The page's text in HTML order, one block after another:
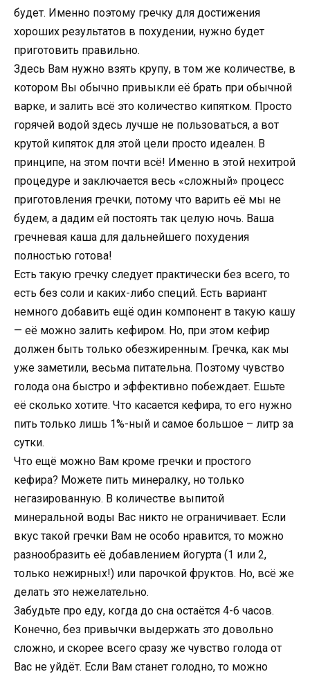
будет. Именно поэтому гречку для достижения
хороших результатов в похудении, нужно будет
приготовить правильно.
Здесь Вам нужно взять крупу, в том же количестве, в
котором Вы обычно привыкли её брать при обычной
варке, и залить всё это количество кипятком. Просто
горячей водой здесь лучше не пользоваться, а вот
крутой кипяток для этой цели просто идеален. В
принципе, на этом почти всё! Именно в этой нехитрой
процедуре и заключается весь «сложный» процесс
приготовления гречки, потому что варить её мы не
будем, а дадим ей постоять так целую ночь. Ваша
гречневая каша для дальнейшего похудения
полностью готова!
Есть такую гречку следует практически без всего, то
есть без соли и каких-либо специй. Есть вариант
немного добавить ещё один компонент в такую кашу
— её можно залить кефиром. Но, при этом кефир
должен быть только обезжиренным. Гречка, как мы
уже заметили, весьма питательна. Поэтому чувство
голода она быстро и эффективно побеждает. Ешьте
её сколько хотите. Что касается кефира, то его нужно
пить только лишь 1%-ный и самое большое – литр за
сутки.
Что ещё можно Вам кроме гречки и простого
кефира? Можете пить минералку, но только
негазированную. В количестве выпитой
минеральной воды Вас никто не ограничивает. Если
вкус такой гречки Вам не особо нравится, то можно
разнообразить её добавлением йогурта (1 или 2,
только нежирных!) или парочкой фруктов. Но, всё же
делать это нежелательно.
Забудьте про еду, когда до сна остаётся 4-6 часов.
Конечно, без привычки выдержать это довольно
сложно, и скорее всего сразу же чувство голода от
Вас не уйдёт. Если Вам станет голодно, то можно